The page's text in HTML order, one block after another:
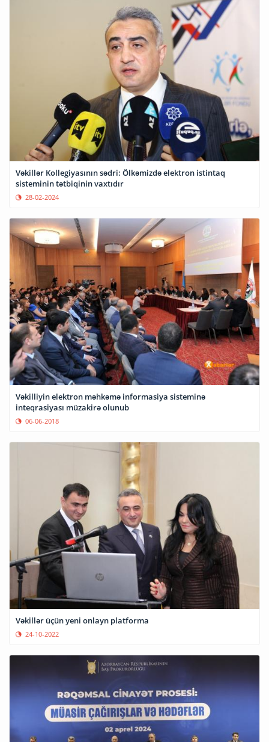
Vəkillər Kollegiyasının sədri: Ölkəmizdə elektron istintaq
sisteminin tətbiqinin vaxtıdır
28-02-2024
Vəkilliyin elektron məhkəmə informasiya sisteminə
inteqrasiyası müzakirə olunub
06-06-2018
Vəkillər üçün yeni onlayn platforma
24-10-2022